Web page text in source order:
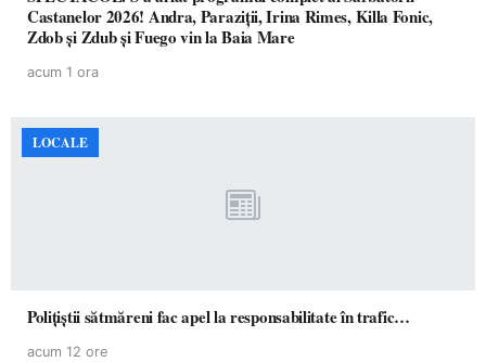
Castanelor 2026! Andra, Paraziții, Irina Rimes, Killa Fonic,
Zdob și Zdub și Fuego vin la Baia Mare
acum 1 ora
LOCALE
Polițiștii sătmăreni fac apel la responsabilitate în trafic…
acum 12 ore